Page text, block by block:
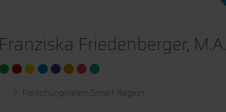
Franziska Friedenberger, M.A.
Forschungsteam Smart Region